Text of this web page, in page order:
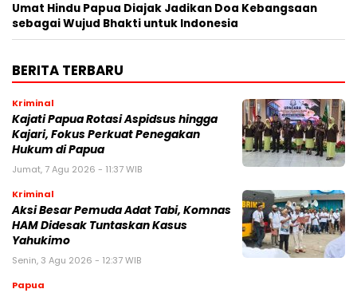
Umat Hindu Papua Diajak Jadikan Doa Kebangsaan
sebagai Wujud Bhakti untuk Indonesia
BERITA TERBARU
Kriminal
Kajati Papua Rotasi Aspidsus hingga
Kajari, Fokus Perkuat Penegakan
Hukum di Papua
Jumat, 7 Agu 2026 - 11:37 WIB
Kriminal
Aksi Besar Pemuda Adat Tabi, Komnas
HAM Didesak Tuntaskan Kasus
Yahukimo
Senin, 3 Agu 2026 - 12:37 WIB
Papua